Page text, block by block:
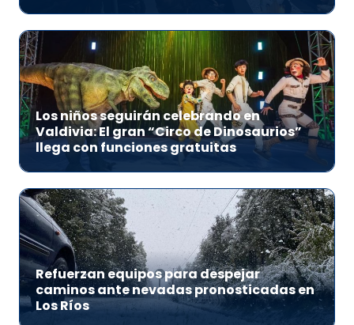
Los niños seguirán celebrando en
Valdivia: El gran “Circo de Dinosaurios”
llega con funciones gratuitas
Refuerzan equipos para despejar
caminos ante nevadas pronosticadas en
Los Ríos